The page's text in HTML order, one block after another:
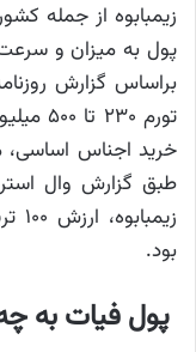
زیمبابوه از جمله
پول به میزان و سرعت
تورم
خرید اجناس
طبق گزارش وال
بود.
پول فیات به